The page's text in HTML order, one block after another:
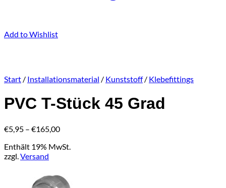
Add to Wishlist
Start / Installationsmaterial / Kunststoff / Klebefittings
PVC T-Stück 45 Grad
€5,95 – €165,00Preisspanne:
bis
Enthält 19% MwSt.
zzgl.Versand